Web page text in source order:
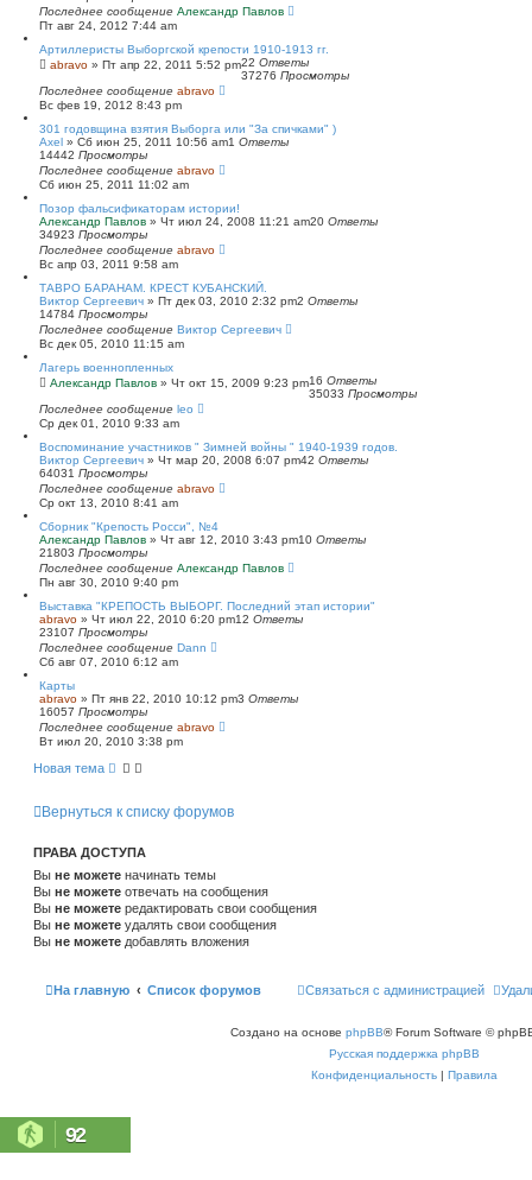
Последнее сообщение Александр Павлов
Пт авг 24, 2012 7:44 am
Артиллеристы Выборгской крепости 1910-1913 гг.
abravo » Пт апр 22, 2011 5:52 pm22 Ответы
37276 Просмотры
Последнее сообщение abravo
Вс фев 19, 2012 8:43 pm
301 годовщина взятия Выборга или "За спичками" )
Axel » Сб июн 25, 2011 10:56 am1 Ответы
14442 Просмотры
Последнее сообщение abravo
Сб июн 25, 2011 11:02 am
Позор фальсификаторам истории!
Александр Павлов » Чт июл 24, 2008 11:21 am20 Ответы
34923 Просмотры
Последнее сообщение abravo
Вс апр 03, 2011 9:58 am
ТАВРО БАРАНАМ. КРЕСТ КУБАНСКИЙ.
Виктор Сергеевич » Пт дек 03, 2010 2:32 pm2 Ответы
14784 Просмотры
Последнее сообщение Виктор Сергеевич
Вс дек 05, 2010 11:15 am
Лагерь военнопленных
Александр Павлов » Чт окт 15, 2009 9:23 pm16 Ответы
35033 Просмотры
Последнее сообщение leo
Ср дек 01, 2010 9:33 am
Воспоминание участников " Зимней войны " 1940-1939 годов.
Виктор Сергеевич » Чт мар 20, 2008 6:07 pm42 Ответы
64031 Просмотры
Последнее сообщение abravo
Ср окт 13, 2010 8:41 am
Сборник "Крепость Росси", №4
Александр Павлов » Чт авг 12, 2010 3:43 pm10 Ответы
21803 Просмотры
Последнее сообщение Александр Павлов
Пн авг 30, 2010 9:40 pm
Выставка "КРЕПОСТЬ ВЫБОРГ. Последний этап истории"
abravo » Чт июл 22, 2010 6:20 pm12 Ответы
23107 Просмотры
Последнее сообщение Dann
Сб авг 07, 2010 6:12 am
Карты
abravo » Пт янв 22, 2010 10:12 pm3 Ответы
16057 Просмотры
Последнее сообщение abravo
Вт июл 20, 2010 3:38 pm
Новая тема
Вернуться к списку форумов
ПРАВА ДОСТУПА
Вы не можете начинать темы
Вы не можете отвечать на сообщения
Вы не можете редактировать свои сообщения
Вы не можете удалять свои сообщения
Вы не можете добавлять вложения
На главную Список форумов Связаться с администрацией
Создано на основе phpBB® Forum Software ©
Русская поддержка phpBB
Конфиденциальность | Правила
92